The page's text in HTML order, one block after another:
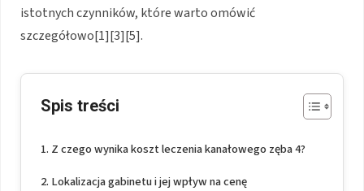
istotnych czynników, które warto omówić
szczegółowo[1][3][5].
Spis treści
Z czego wynika koszt leczenia kanałowego zęba 4?
Lokalizacja gabinetu i jej wpływ na cenę